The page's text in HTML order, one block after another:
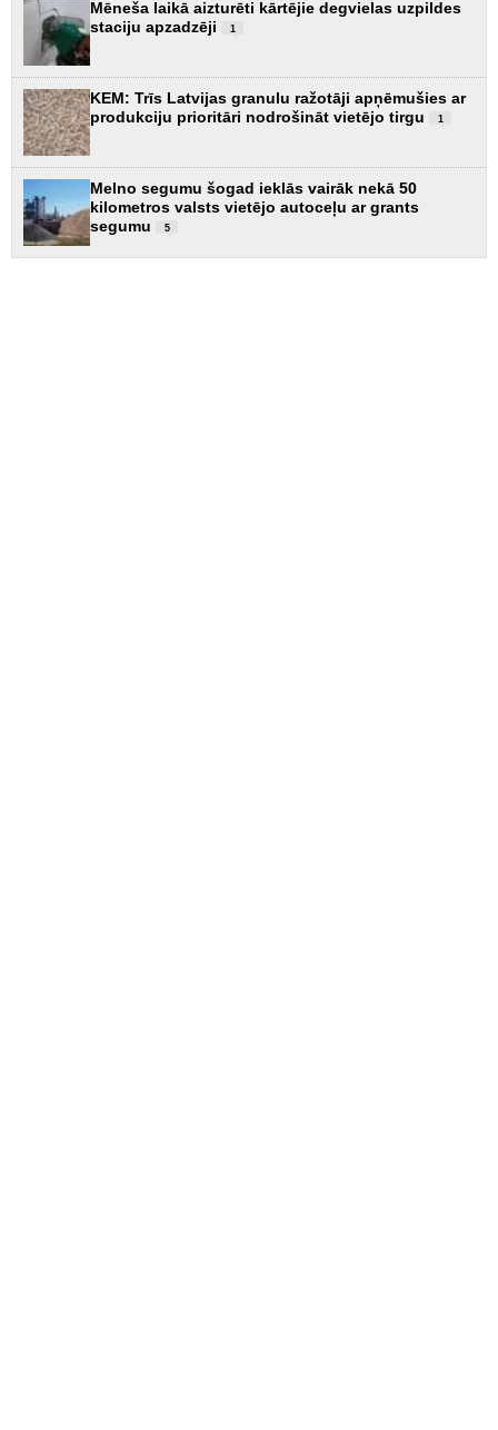
Mēneša laikā aizturēti kārtējie degvielas uzpildes
staciju apzadzēji
1
KEM: Trīs Latvijas granulu ražotāji apņēmušies ar
produkciju prioritāri nodrošināt vietējo tirgu
1
Melno segumu šogad ieklās vairāk nekā 50
kilometros valsts vietējo autoceļu ar grants
segumu
5